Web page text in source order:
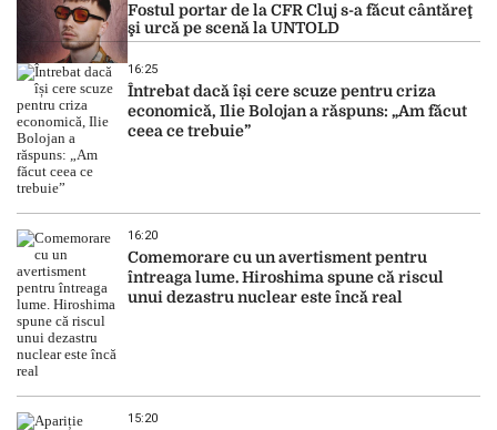
Fostul portar de la CFR Cluj s-a făcut cântăreţ
şi urcă pe scenă la UNTOLD
16:25
Întrebat dacă își cere scuze pentru criza
economică, Ilie Bolojan a răspuns: „Am făcut
ceea ce trebuie”
16:20
Comemorare cu un avertisment pentru
întreaga lume. Hiroshima spune că riscul
unui dezastru nuclear este încă real
15:20